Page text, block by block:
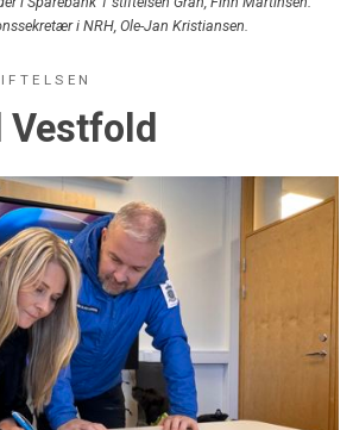
i NRH, Ole-Jan Kristiansen.
Vestfold